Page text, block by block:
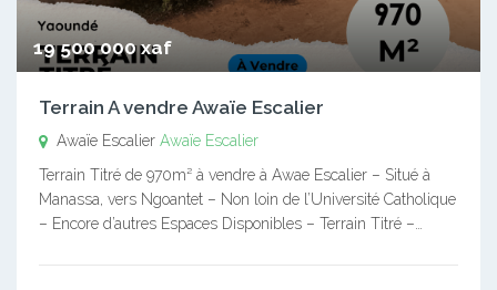
19 500 000 xaf
Terrain A vendre Awaïe Escalier
Awaïe Escalier Awaïe Escalier
Terrain Titré de 970m² à vendre à Awae Escalier – Situé à
Manassa, vers Ngoantet – Non loin de l’Université Catholique
– Encore d’autres Espaces Disponibles – Terrain Titré –…